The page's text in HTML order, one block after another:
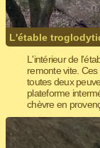
L'étable
L'intérieur de
remonte vite.
toutes deux
plateforme
chèvre en